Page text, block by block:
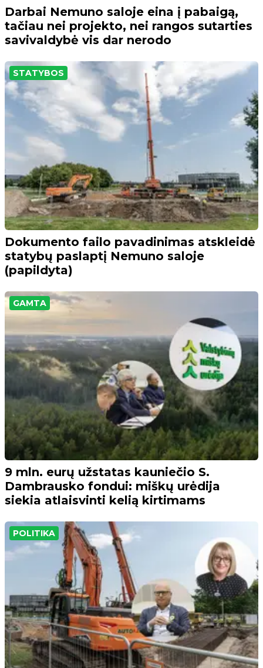
Darbai Nemuno saloje eina į pabaigą,
tačiau nei projekto, nei rangos sutarties
savivaldybė vis dar nerodo
STATYBOS
Dokumento failo pavadinimas atskleidė
statybų paslaptį Nemuno saloje
(papildyta)
GAMTA
9 mln. eurų užstatas kauniečio S.
Dambrausko fondui: miškų urėdija
siekia atlaisvinti kelią kirtimams
POLITIKA